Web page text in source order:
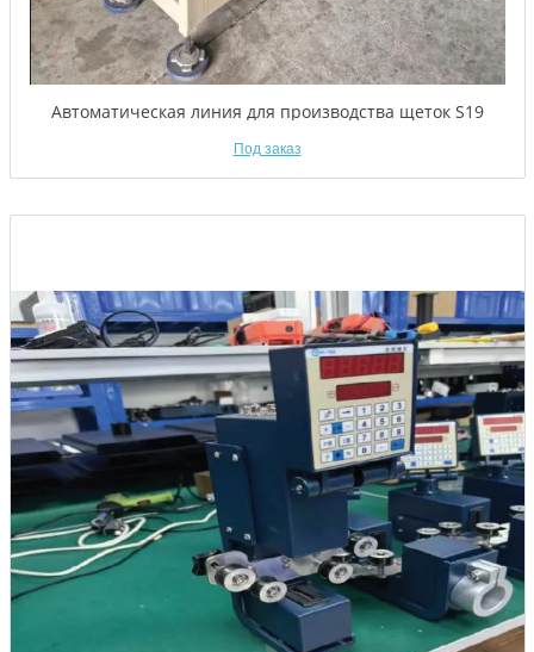
Автоматическая линия для производства щеток S19
Под заказ